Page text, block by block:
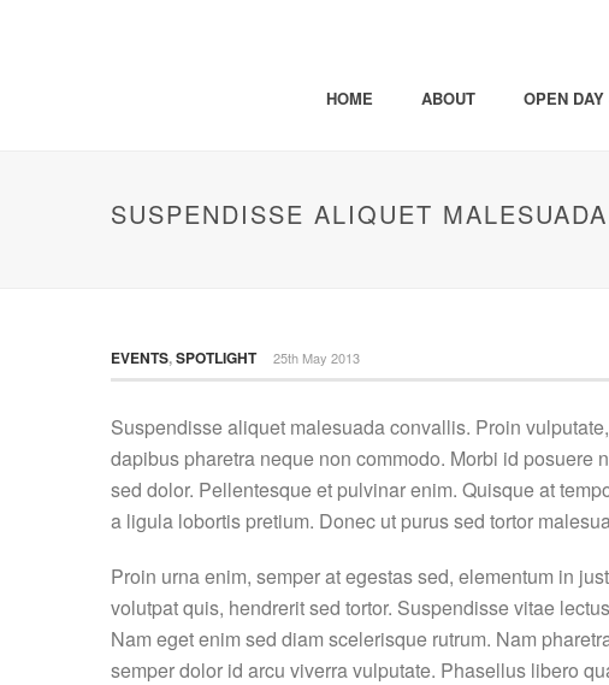
HOME ABOUT OPEN
SUSPENDISSE ALIQUET
EVENTS,SPOTLIGHT 25th May 2013
Suspendisse aliquet malesuada convallis. Proin
dapibus pharetra neque non commodo. Morbi id
sed dolor. Pellentesque et pulvinar enim. Quisque at
a ligula lobortis pretium. Donec ut purus sed tortor
Proin urna enim, semper at egestas sed, elementum in
volutpat quis, hendrerit sed tortor. Suspendisse vitae
Nam eget enim sed diam scelerisque rutrum. Nam
semper dolor id arcu viverra vulputate. Phasellus libero